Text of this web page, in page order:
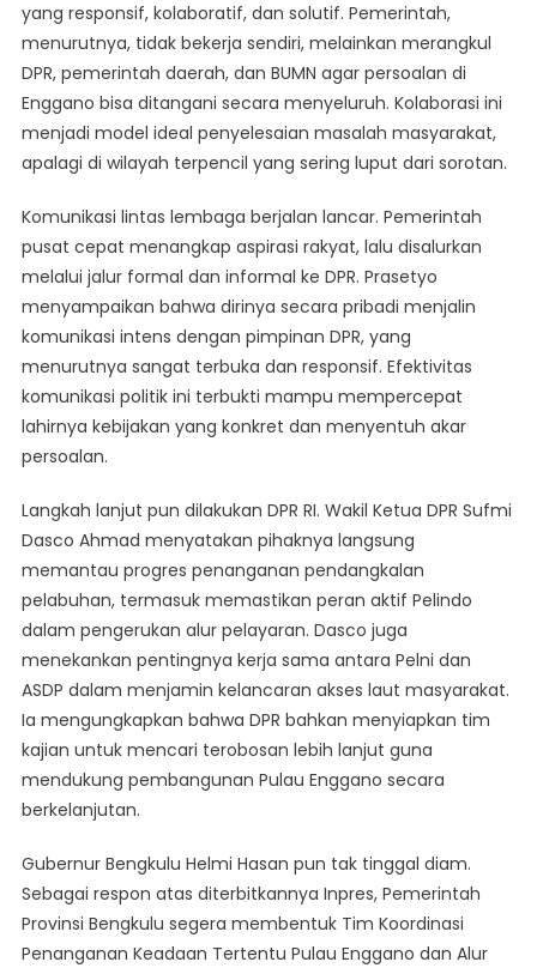
yang responsif, kolaboratif, dan solutif. Pemerintah,
menurutnya, tidak bekerja sendiri, melainkan merangkul
DPR, pemerintah daerah, dan BUMN agar persoalan di
Enggano bisa ditangani secara menyeluruh. Kolaborasi ini
menjadi model ideal penyelesaian masalah masyarakat,
apalagi di wilayah terpencil yang sering luput dari sorotan.
Komunikasi lintas lembaga berjalan lancar. Pemerintah
pusat cepat menangkap aspirasi rakyat, lalu disalurkan
melalui jalur formal dan informal ke DPR. Prasetyo
menyampaikan bahwa dirinya secara pribadi menjalin
komunikasi intens dengan pimpinan DPR, yang
menurutnya sangat terbuka dan responsif. Efektivitas
komunikasi politik ini terbukti mampu mempercepat
lahirnya kebijakan yang konkret dan menyentuh akar
persoalan.
Langkah lanjut pun dilakukan DPR RI. Wakil Ketua DPR Sufmi
Dasco Ahmad menyatakan pihaknya langsung
memantau progres penanganan pendangkalan
pelabuhan, termasuk memastikan peran aktif Pelindo
dalam pengerukan alur pelayaran. Dasco juga
menekankan pentingnya kerja sama antara Pelni dan
ASDP dalam menjamin kelancaran akses laut masyarakat.
Ia mengungkapkan bahwa DPR bahkan menyiapkan tim
kajian untuk mencari terobosan lebih lanjut guna
mendukung pembangunan Pulau Enggano secara
berkelanjutan.
Gubernur Bengkulu Helmi Hasan pun tak tinggal diam.
Sebagai respon atas diterbitkannya Inpres, Pemerintah
Provinsi Bengkulu segera membentuk Tim Koordinasi
Penanganan Keadaan Tertentu Pulau Enggano dan Alur